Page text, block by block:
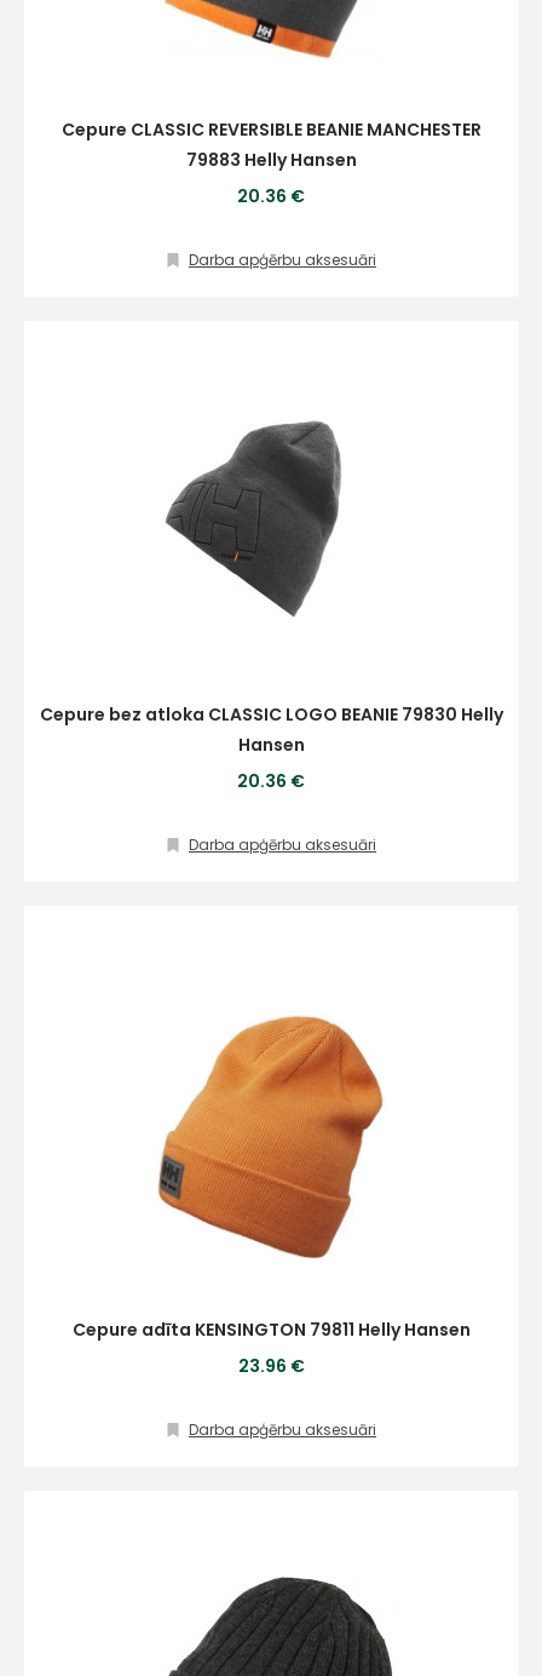
Cepure CLASSIC REVERSIBLE BEANIE MANCHESTER
79883 Helly Hansen
20.36 €
Darba apģērbu aksesuāri
Cepure bez atloka CLASSIC LOGO BEANIE 79830 Helly
Hansen
20.36 €
Darba apģērbu aksesuāri
Cepure adīta KENSINGTON 79811 Helly Hansen
23.96 €
Darba apģērbu aksesuāri